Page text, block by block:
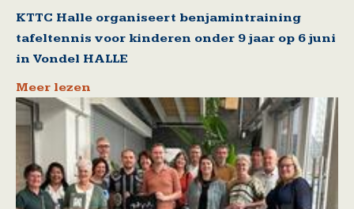
KTTC Halle organiseert benjamintraining
tafeltennis voor kinderen onder 9 jaar op 6 juni
in Vondel HALLE
Meer lezen